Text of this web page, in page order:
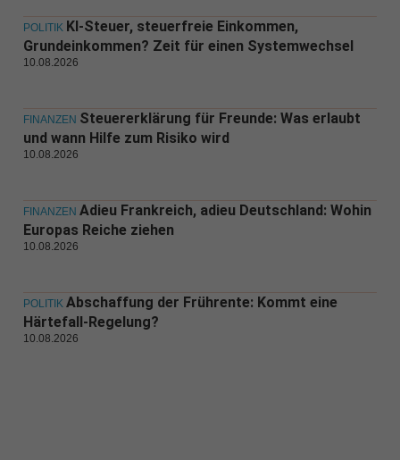
POLITIK KI-Steuer, steuerfreie Einkommen,
Grundeinkommen? Zeit für einen Systemwechsel
10.08.2026
FINANZEN Steuererklärung für Freunde: Was erlaubt
und wann Hilfe zum Risiko wird
10.08.2026
FINANZEN Adieu Frankreich, adieu Deutschland: Wohin
Europas Reiche ziehen
10.08.2026
POLITIK Abschaffung der Frührente: Kommt eine
Härtefall-Regelung?
10.08.2026